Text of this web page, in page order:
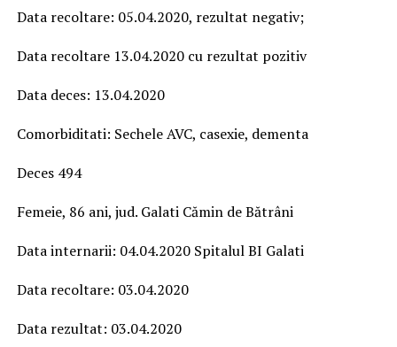
Data recoltare: 05.04.2020, rezultat negativ;
Data recoltare 13.04.2020 cu rezultat pozitiv
Data deces: 13.04.2020
Comorbiditati: Sechele AVC, casexie, dementa
Deces 494
Femeie, 86 ani, jud. Galati Cămin de Bătrâni
Data internarii: 04.04.2020 Spitalul BI Galati
Data recoltare: 03.04.2020
Data rezultat: 03.04.2020